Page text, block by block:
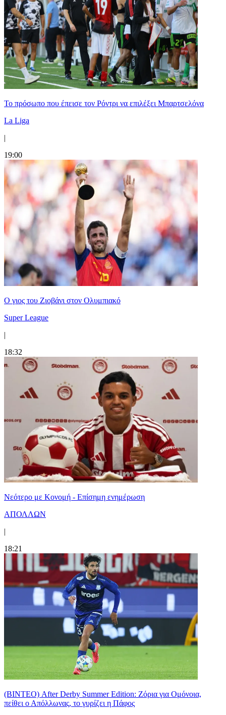
Το πρόσωπο που έπεισε τον Ρόντρι να επιλέξει Μπαρτσελόνα
La Liga
|
19:00
Ο γιος του Ζιοβάνι στον Ολυμπιακό
Super League
|
18:32
Νεότερο με Κονομή - Επίσημη ενημέρωση
ΑΠΟΛΛΩΝ
|
18:21
(ΒΙΝΤΕΟ) After Derby Summer Edition: Ζόρια για Ομόνοια,
πείθει ο Απόλλωνας, το γυρίζει η Πάφος